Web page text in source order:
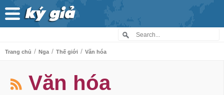
Trang chủ / Nga / Thế giới / Văn hóa
Văn hóa